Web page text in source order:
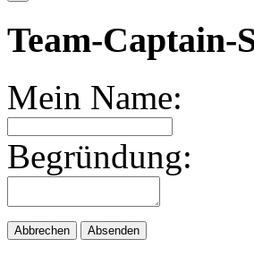
Team-Captain-
Mein Name:
Begründung:
Abbrechen Absenden